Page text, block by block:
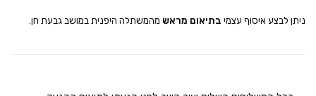
ניתן לבצע איסוף עצמי בתיאום מראש מהמשתלה היפנית במושב גבעת חן.